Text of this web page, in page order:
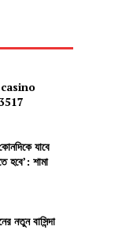
যাবে
হবে’: শামা
নতুন বাসিন্দা